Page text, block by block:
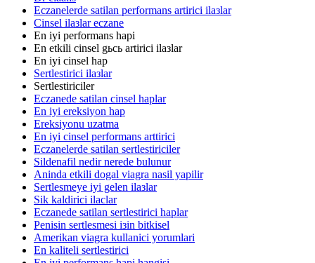
Eczanelerde satilan performans artirici ilaзlar
Cinsel ilaзlar eczane
En iyi performans hapi
En etkili cinsel gьcь artirici ilaзlar
En iyi cinsel hap
Sertlestirici ilaзlar
Sertlestiriciler
Eczanede satilan cinsel haplar
En iyi ereksiyon hap
Ereksiyonu uzatma
En iyi cinsel performans arttirici
Eczanelerde satilan sertlestiriciler
Sildenafil nedir nerede bulunur
Aninda etkili dogal viagra nasil yapilir
Sertlesmeye iyi gelen ilaзlar
Sik kaldirici ilaclar
Eczanede satilan sertlestirici haplar
Penisin sertlesmesi iзin bitkisel
Amerikan viagra kullanici yorumlari
En kaliteli sertlestirici